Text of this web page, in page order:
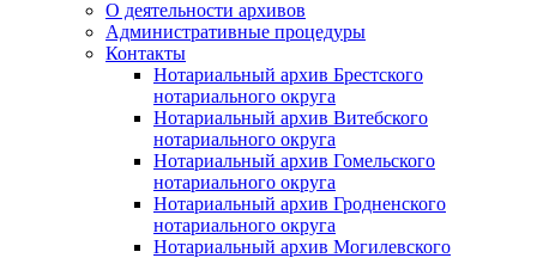
О деятельности архивов
Административные процедуры
Контакты
Нотариальный архив Брестского
нотариального округа
Нотариальный архив Витебского
нотариального округа
Нотариальный архив Гомельского
нотариального округа
Нотариальный архив Гродненского
нотариального округа
Нотариальный архив Могилевского